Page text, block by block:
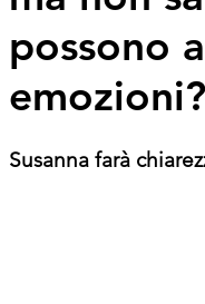
possono
emozioni?
Susanna farà